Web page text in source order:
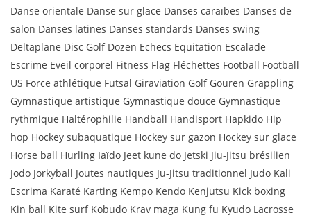
Danse orientale Danse sur glace Danses caraïbes Danses de
salon Danses latines Danses standards Danses swing
Deltaplane Disc Golf Dozen Echecs Equitation Escalade
Escrime Eveil corporel Fitness Flag Fléchettes Football Football
US Force athlétique Futsal Giraviation Golf Gouren Grappling
Gymnastique artistique Gymnastique douce Gymnastique
rythmique Haltérophilie Handball Handisport Hapkido Hip
hop Hockey subaquatique Hockey sur gazon Hockey sur glace
Horse ball Hurling Iaïdo Jeet kune do Jetski Jiu-Jitsu brésilien
Jodo Jorkyball Joutes nautiques Ju-Jitsu traditionnel Judo Kali
Escrima Karaté Karting Kempo Kendo Kenjutsu Kick boxing
Kin ball Kite surf Kobudo Krav maga Kung fu Kyudo Lacrosse